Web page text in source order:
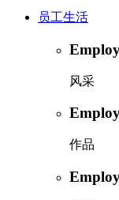
员工生活
风采
作品